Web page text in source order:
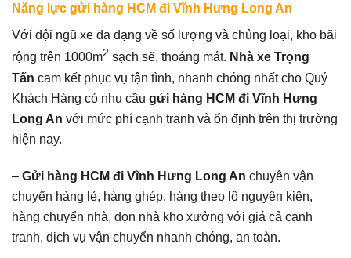
Năng lực gửi hàng HCM đi Vĩnh Hưng Long An
Với đội ngũ xe đa dạng về số lượng và chủng loại, kho bãi
rộng trên 1000m2 sạch sẽ, thoáng mát. Nhà xe Trọng
Tấn cam kết phục vụ tận tình, nhanh chóng nhất cho Quý
Khách Hàng có nhu cầu gửi hàng HCM đi Vĩnh Hưng
Long An với mức phí cạnh tranh và ổn định trên thị trường
hiện nay.
– Gửi hàng HCM đi Vĩnh Hưng Long An chuyên vận
chuyển hàng lẻ, hàng ghép, hàng theo lô nguyên kiện,
hàng chuyển nhà, dọn nhà kho xưởng với giá cả cạnh
tranh, dịch vụ vận chuyển nhanh chóng, an toàn.